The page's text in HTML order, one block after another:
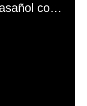
El mal momento de Yanina Gasañol con un hincha argentino en "Subrayado"